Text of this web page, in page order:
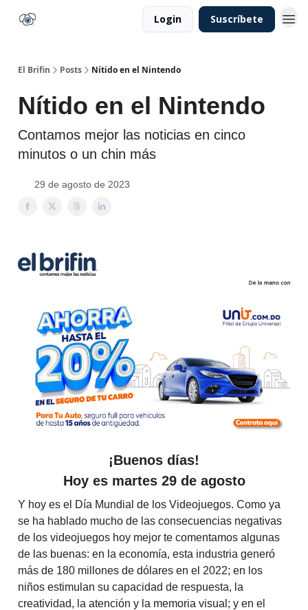
Login Suscríbete
El Brifin Posts Nítido en el Nintendo
Nítido en el Nintendo
Contamos mejor las noticias en cinco
minutos o un chin más
29 de agosto de 2023
¡Buenos días!
Hoy es martes 29 de agosto
Y hoy es el Día Mundial de los Videojuegos. Como ya
se ha hablado mucho de las consecuencias negativas
de los videojuegos hoy mejor te comentamos algunas
de las buenas: en la economía, esta industria generó
más de 180 millones de dólares en el 2022; en los
niños estimulan su capacidad de respuesta, la
creatividad, la atención y la memoria visual; y en el